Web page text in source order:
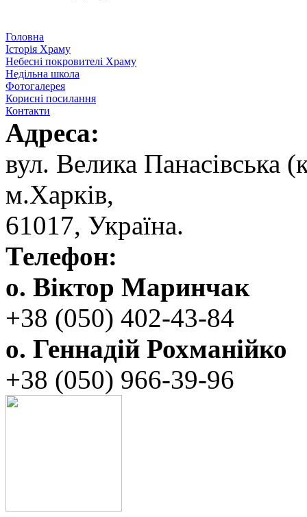
Головна
Історія Храму
Небесні покровителі Храму
Недільна школа
Фотогалерея
Корисні посилання
Контакти
Адреса:
вул. ‬Велика Панасівська
‬м.Харків,
‬61017, ‬Україна.‎
Телефон:
о. Віктор Маринчак
+38 (050)‭ 402-43-84
о. Геннадій Рохманійко
+38 (050)‭ ‬966-39-96